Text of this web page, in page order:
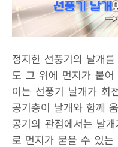
정지한 선풍기의 날개
도 그 위에 먼지가 붙
이는 선풍기 날개가 회
공기층이 날개와 함께
공기의 관점에서는 날
로 먼지가 붙을 수 있는